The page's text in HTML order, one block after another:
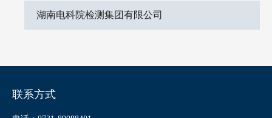
湖南电科院检测集团有限公司
联系方式